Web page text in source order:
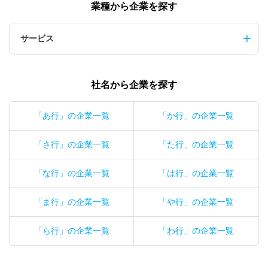
業種から企業を探す
サービス
社名から企業を探す
「あ行」の企業一覧 「か行」の企業一覧
「さ行」の企業一覧 「た行」の企業一覧
「な行」の企業一覧 「は行」の企業一覧
「ま行」の企業一覧 「や行」の企業一覧
「ら行」の企業一覧 「わ行」の企業一覧